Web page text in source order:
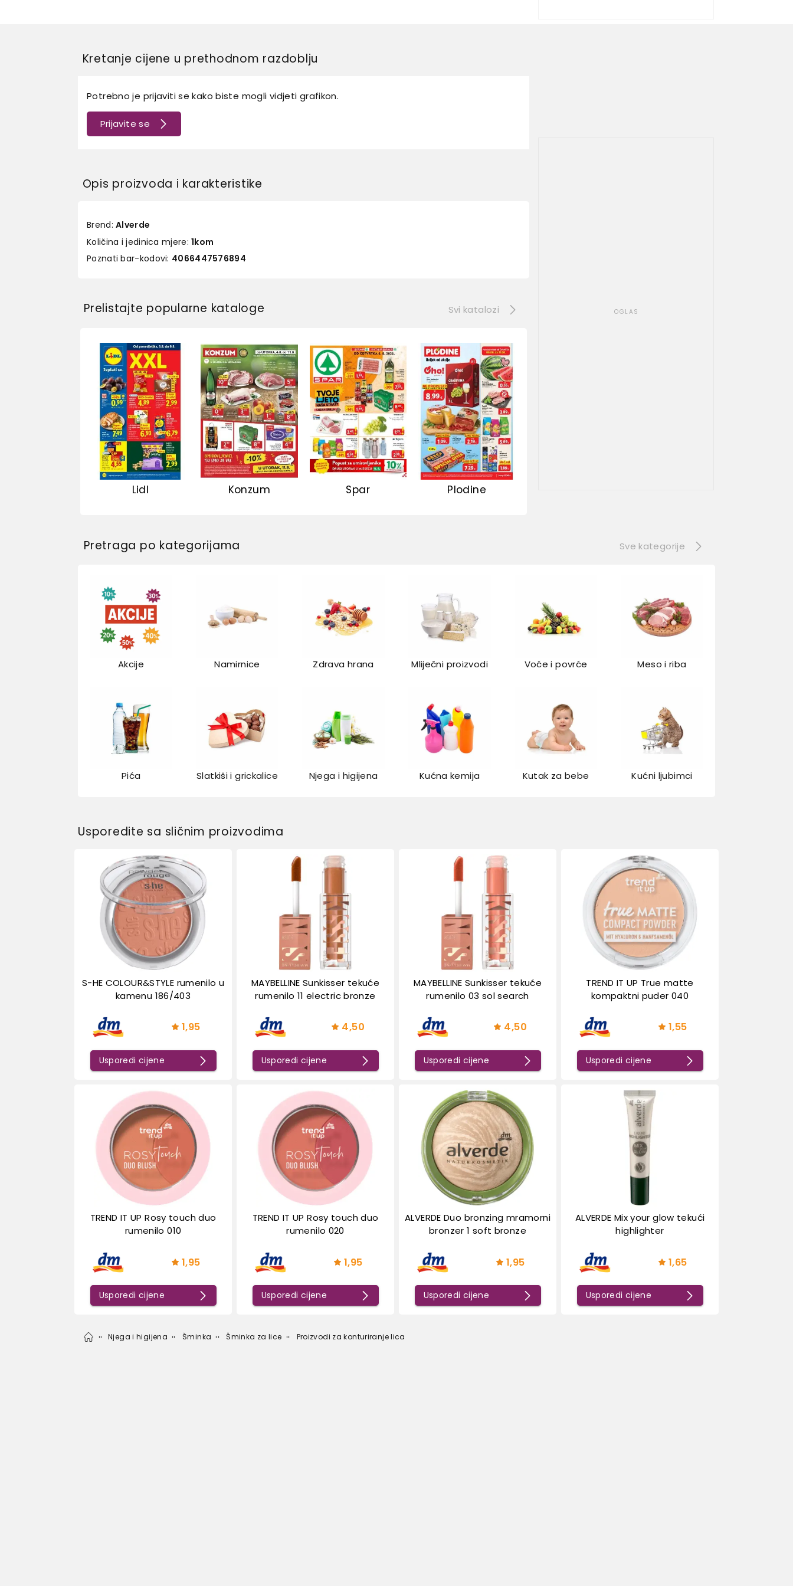
Kretanje cijene u prethodnom razdoblju
Potrebno je prijaviti se kako biste mogli vidjeti grafikon.
Prijavite se
Opis proizvoda i karakteristike
Brend:Alverde
Količina i jedinica mjere:1kom
Poznati bar-kodovi: 4066447576894
Prelistajte popularne kataloge Svi katalozi
Lidl Konzum Spar Plodine
Pretraga po kategorijama Sve kategorije
Akcije Namirnice Zdrava hrana Mliječni proizvodi Voće i povrće Meso i riba
Pića Slatkiši i grickalice Njega i higijena Kućna kemija Kutak za bebe Kućni ljubimci
Usporedite sa sličnim proizvodima
S-HE COLOUR&STYLE rumenilo u
kamenu 186/403
1,95
Usporedi cijene
MAYBELLINE Sunkisser tekuće
rumenilo 11 electric bronze​
4,50
Usporedi cijene
MAYBELLINE Sunkisser tekuće
rumenilo 03 sol search​
4,50
Usporedi cijene
TREND IT UP True matte
kompaktni puder 040
1,55
Usporedi cijene
TREND IT UP Rosy touch duo
rumenilo 010
1,95
Usporedi cijene
TREND IT UP Rosy touch duo
rumenilo 020
1,95
Usporedi cijene
ALVERDE Duo bronzing mramorni
bronzer 1 soft bronze
1,95
Usporedi cijene
ALVERDE Mix your glow tekući
highlighter
1,65
Usporedi cijene
Njega i higijena Šminka Šminka za lice Proizvodi za konturiranje lica